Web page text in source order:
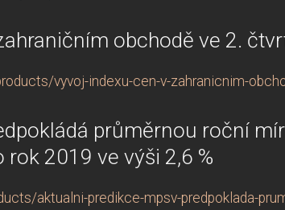
obchodě ve 2.
vyvoj-indexu-cen-v-zahranicnim-
průměrnou roční
rok 2019 ve výši 2,6 %
aktualni-predikce-mpsv-predpoklada-